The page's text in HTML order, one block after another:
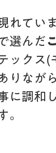
れてい
選んだ
ックス
りなが
に調和
。